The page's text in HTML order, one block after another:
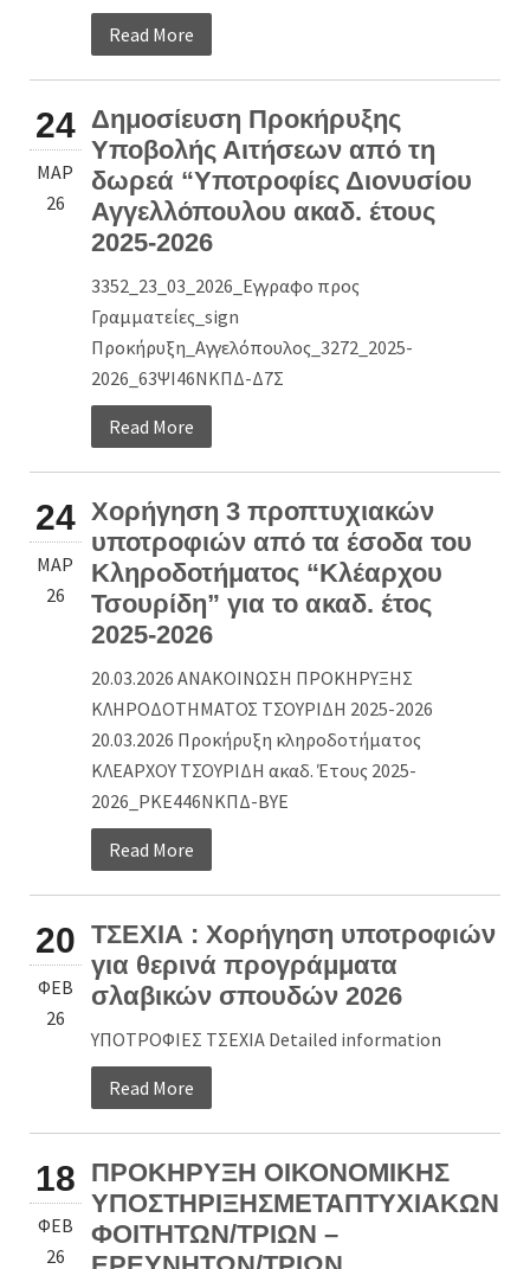
Read More
24
ΜΑΡ
26
Δημοσίευση Προκήρυξης
Υποβολής Αιτήσεων από τη
δωρεά “Υποτροφίες Διονυσίου
Αγγελλόπουλου ακαδ. έτους
2025-2026
3352_23_03_2026_Εγγραφο προς
Γραμματείες_sign
Προκήρυξη_Αγγελόπουλος_3272_2025-
2026_63ΨΙ46ΝΚΠΔ-Δ7Σ
Read More
24
ΜΑΡ
26
Χορήγηση 3 προπτυχιακών
υποτροφιών από τα έσοδα του
Κληροδοτήματος “Κλέαρχου
Τσουρίδη” για το ακαδ. έτος
2025-2026
20.03.2026 ΑΝΑΚΟΙΝΩΣΗ ΠΡΟΚΗΡΥΞΗΣ
ΚΛΗΡΟΔΟΤΗΜΑΤΟΣ ΤΣΟΥΡΙΔΗ 2025-2026
20.03.2026 Προκήρυξη κληροδοτήματος
ΚΛΕΑΡΧΟΥ ΤΣΟΥΡΙΔΗ ακαδ. Έτους 2025-
2026_ΡΚΕ446ΝΚΠΔ-ΒΥΕ
Read More
20
ΦΕΒ
26
ΤΣΕΧΙΑ : Χορήγηση υποτροφιών
για θερινά προγράμματα
σλαβικών σπουδών 2026
ΥΠΟΤΡΟΦΙΕΣ ΤΣΕΧΙΑ Detailed information
Read More
18
ΦΕΒ
26
ΠΡΟΚΗΡΥΞΗ ΟΙΚΟΝΟΜΙΚΗΣ
ΥΠΟΣΤΗΡΙΞΗΣΜΕΤΑΠΤΥΧΙΑΚΩΝ
ΦΟΙΤΗΤΩΝ/ΤΡΙΩΝ –